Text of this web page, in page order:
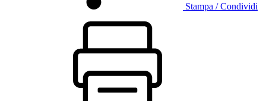
Stampa / Condividi